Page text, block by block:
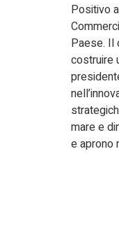
Positivo
Paese. Il
costruire
mare e
e aprono